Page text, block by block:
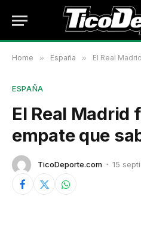
Home » España » El Real
ESPAÑA
El Real Madrid
empate que
TicoDeporte.com 15